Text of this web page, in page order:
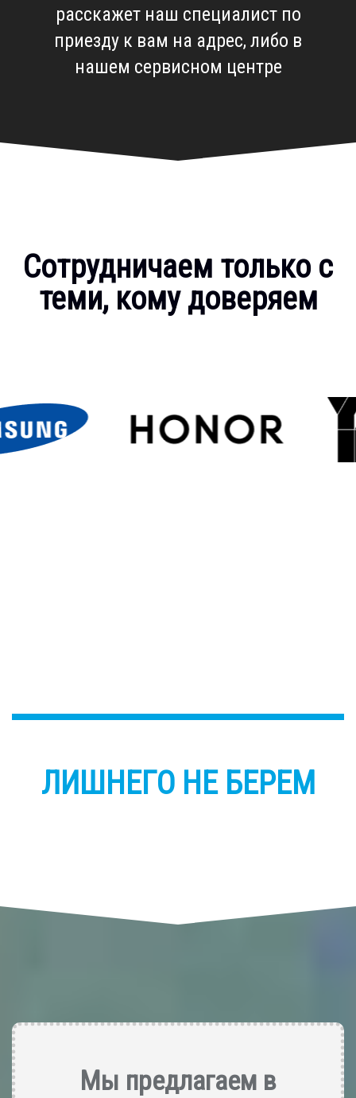
расскажет наш специалист по
приезду к вам на адрес, либо в
нашем сервисном центре
Сотрудничаем только с
теми, кому доверяем
ЛИШНЕГО НЕ БЕРЕМ
Мы предлагаем в